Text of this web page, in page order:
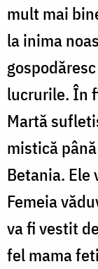
mult mai
la inima
lucrurile. În
Martă
mistică
Betania. Ele
Femeia
va fi vestit
fel mama